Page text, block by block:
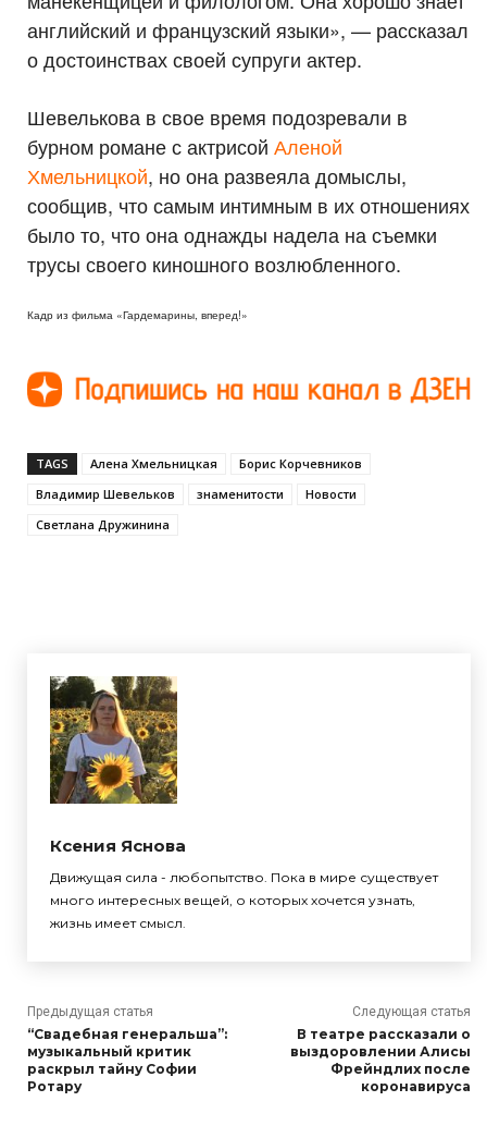
английский и французский языки», — рассказал
о достоинствах своей супруги актер.
Шевелькова в свое время подозревали в
бурном романе с актрисой Аленой
Хмельницкой, но она развеяла домыслы,
сообщив, что самым интимным в их отношениях
было то, что она однажды надела на съемки
трусы своего киношного возлюбленного.
Кадр из фильма «Гардемарины, вперед!»
TAGS Алена Хмельницкая
Борис Корчевников
Владимир Шевельков
знаменитости
Новости
Светлана Дружинина
Ксения Яснова
Движущая сила - любопытство. Пока в мире существует
много интересных вещей, о которых хочется узнать,
жизнь имеет смысл.
Предыдущая статья
“Свадебная генеральша”:
музыкальный критик
раскрыл тайну Софии
Ротару
Следующая статья
В театре рассказали о
выздоровлении Алисы
Фрейндлих после
коронавируса